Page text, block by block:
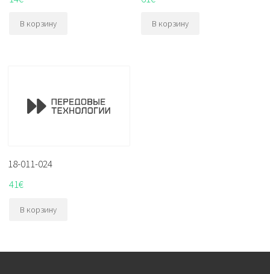
В корзину В корзину
18-011-024
41€
В корзину